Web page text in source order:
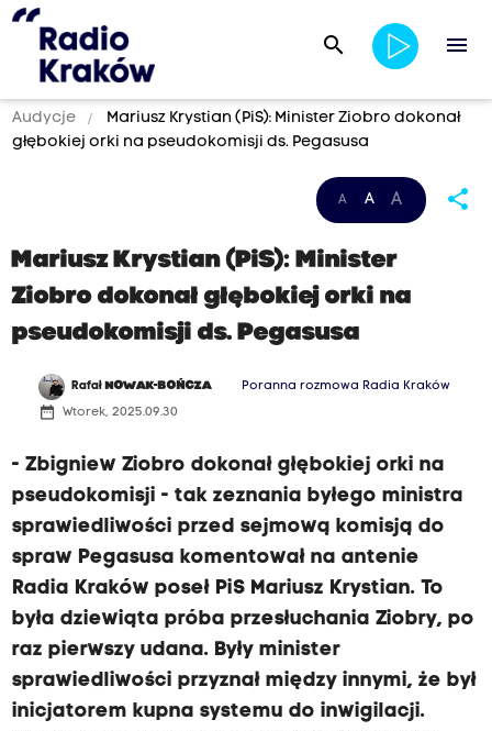
search menu
Audycje
Mariusz Krystian (PiS): Minister Ziobro dokonał
głębokiej orki na pseudokomisji ds. Pegasusa
A A A share
Mariusz Krystian (PiS): Minister
Ziobro dokonał głębokiej orki na
pseudokomisji ds. Pegasusa
Rafał NOWAK-BOŃCZA Poranna rozmowa Radia Kraków
date_range Wtorek, 2025.09.30
- Zbigniew Ziobro dokonał głębokiej orki na
pseudokomisji - tak zeznania byłego ministra
sprawiedliwości przed sejmową komisją do
spraw Pegasusa komentował na antenie
Radia Kraków poseł PiS Mariusz Krystian. To
była dziewiąta próba przesłuchania Ziobry, po
raz pierwszy udana. Były minister
sprawiedliwości przyznał między innymi, że był
inicjatorem kupna systemu do inwigilacji.